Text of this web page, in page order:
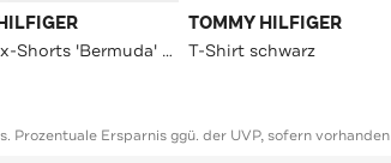
Leinenmix-Shorts 'Bermuda' weiß
TOMMY HILFIGER
T-Shirt schwarz
Ersparnis ggü. der UVP, sofern vorhanden